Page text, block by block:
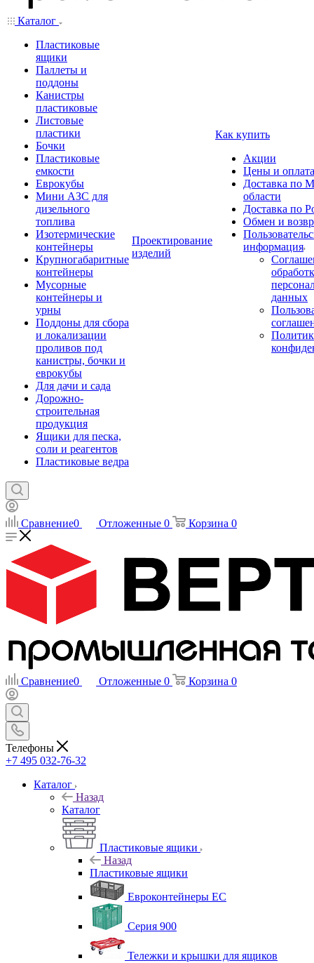
Каталог
Пластиковые
ящики
Паллеты и
поддоны
Канистры
пластиковые
Листовые
пластики
Бочки
Пластиковые
емкости
Еврокубы
Мини АЗС для
дизельного
топлива
Изотермические
контейнеры
Крупногабаритные
контейнеры
Мусорные
контейнеры и
урны
Поддоны для сбора
и локализации
проливов под
канистры, бочки и
еврокубы
Для дачи и сада
Дорожно-
строительная
продукция
Ящики для песка,
соли и реагентов
Пластиковые ведра
Проектирование
изделий
Как купить
Акции
Цены и оплата
Доставка по
области
Доставка по
Обмен и
информация
данных
Сравнение0 Отложенные 0 Корзина 0
Сравнение0 Отложенные 0 Корзина 0
Телефоны
+7 495 032-76-32
Каталог
Назад
Каталог
Пластиковые ящики
Назад
Пластиковые ящики
Евроконтейнеры ЕС
Серия 900
Тележки и крышки для ящиков